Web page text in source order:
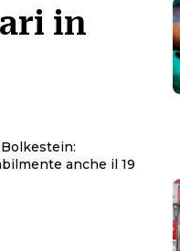
in
anche il 19